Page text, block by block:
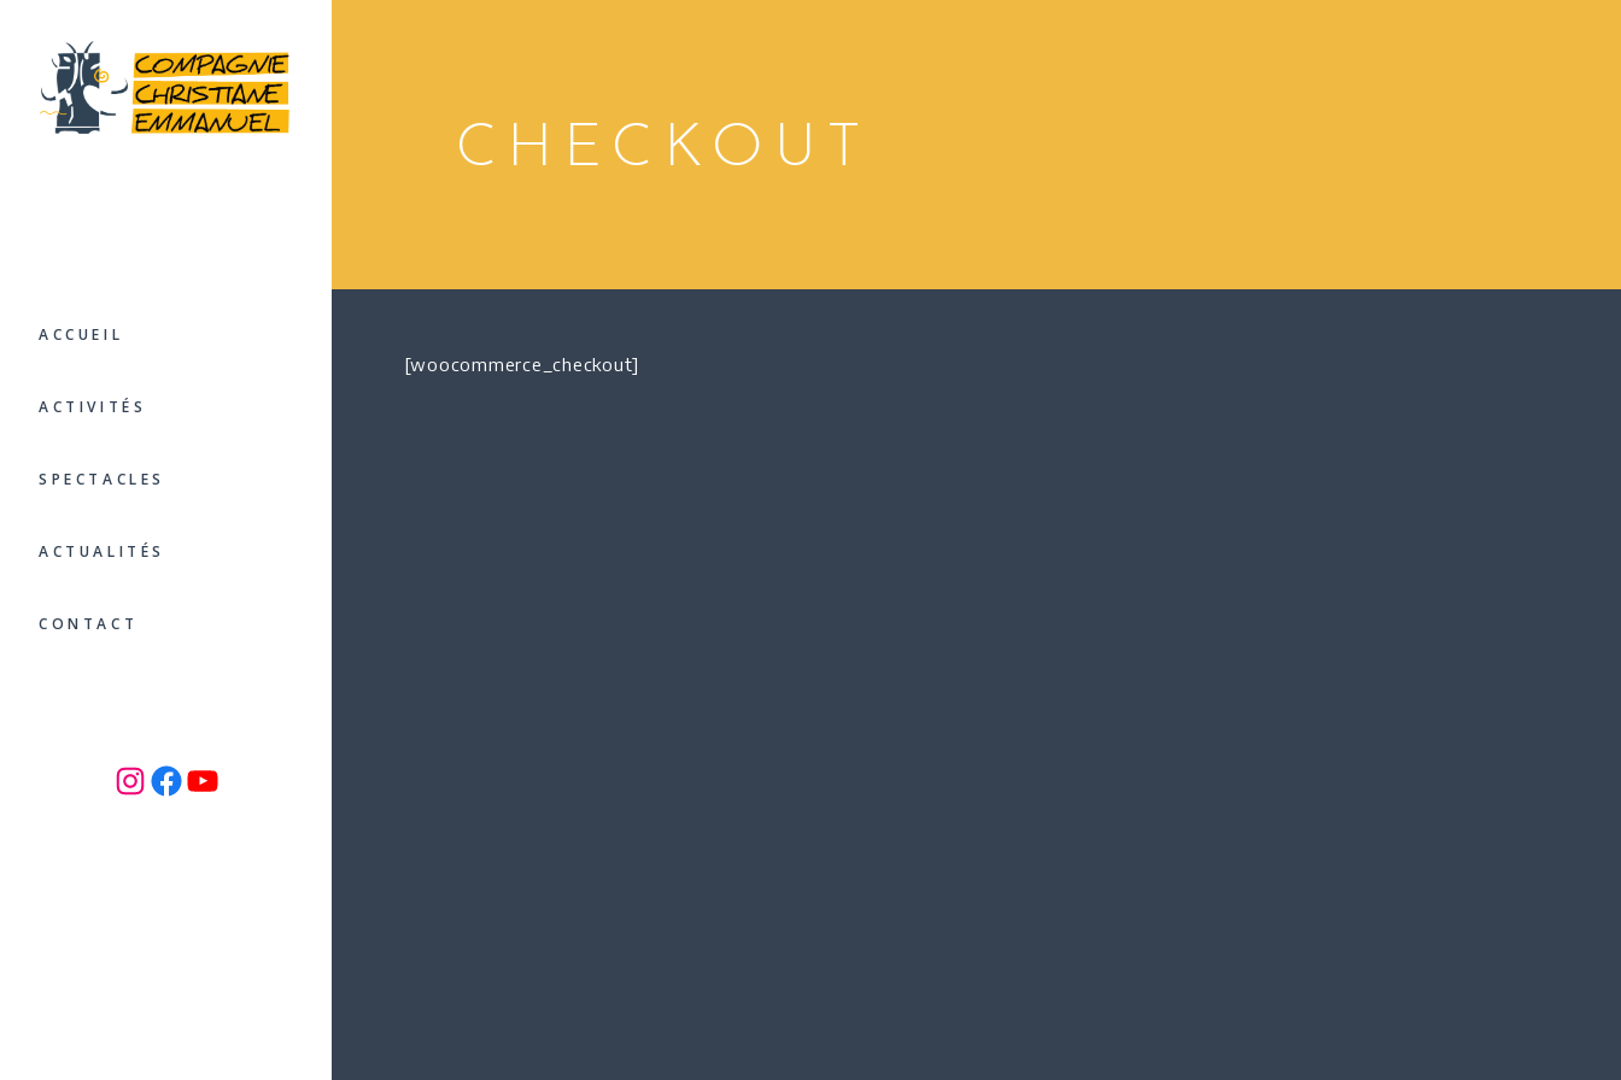
ACCUEIL
ACTIVITÉS
SPECTACLES
ACTUALITÉS
CONTACT
INSTAGRAM
Facebook
YouTube
CHECKOUT
[woocommerce_checkout]